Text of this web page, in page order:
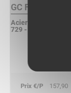
GC Finition :
Acier galvanisé à
729 - ASTM A123
157,90